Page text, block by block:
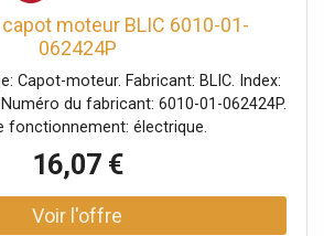
moteur BLIC 6010-01-
062424P
Capot-moteur. Fabricant: BLIC. Index:
du fabricant: 6010-01-062424P.
fonctionnement: électrique.
16,07 €